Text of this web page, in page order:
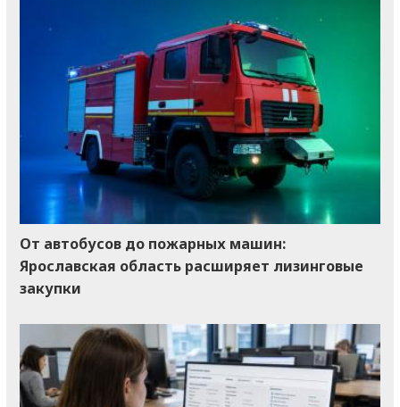
От автобусов до пожарных машин:
Ярославская область расширяет лизинговые
закупки